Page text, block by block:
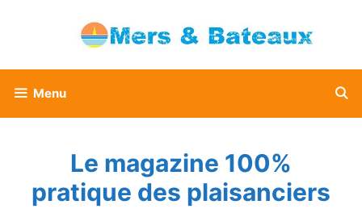
Menu
Le magazine 100%
pratique des plaisanciers